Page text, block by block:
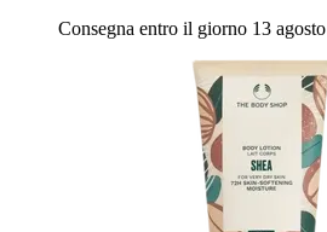
Consegna entro il giorno 13 agosto